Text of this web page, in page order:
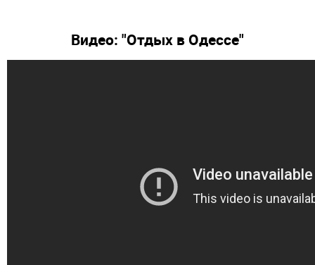
Видео: "Отдых в Одессе"